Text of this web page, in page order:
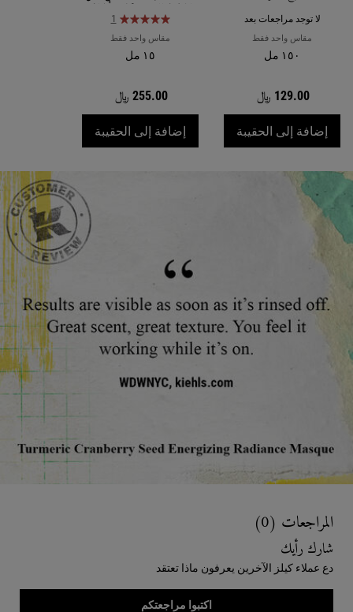
لا توجد مراجعات بعد
مقاس واحد فقط
١٥٠ مل
129.00 ﷼
إضافة إلى الحقيبة غسول الترا فيشال
الخطوط الدقيقة وتجاعيد أطراف
العيون والانتفاخ.1
مقاس واحد فقط
١٥ مل
255.00 ﷼
إضافة إلى الحقيبة
Review Image
المراجعات (0)
شارك رأيك
دع عملاء كيلز الآخرين يعرفون ماذا تعتقد
اكتبوا مراجعتكم